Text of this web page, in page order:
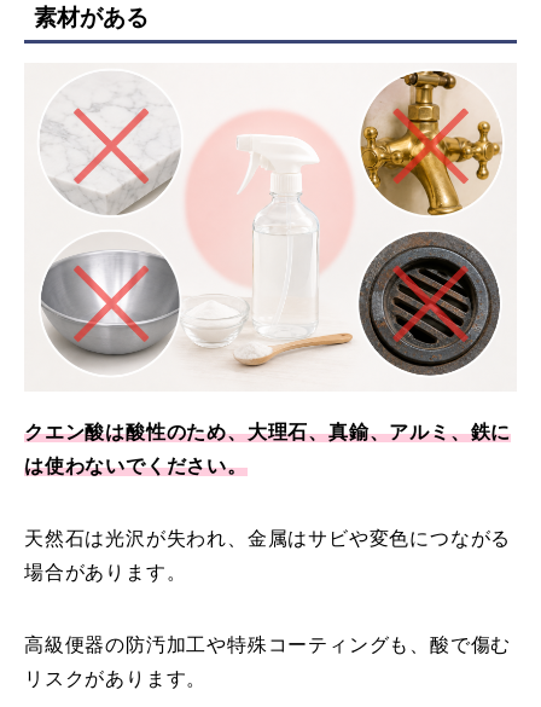
素材がある
クエン酸は酸性のため、大理石、真鍮、アルミ、鉄に
は使わないでください。
天然石は光沢が失われ、金属はサビや変色につながる
場合があります。
高級便器の防汚加工や特殊コーティングも、酸で傷む
リスクがあります。